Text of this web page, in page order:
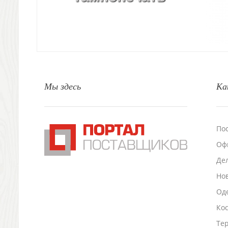
Подставки для визиток записок телефонов
Промо
Антистрессы
Мы здесь